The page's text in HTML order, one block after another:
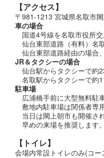
【アクセス】
〒981-1213 宮城県名取市
車の場合
国道4号線を名取市役所交
仙台東部道路（有料）名
仙台東部道路経由の場合
JR＆タクシーの場合
仙台駅からタクシーで約
名取駅からタクシーで約
駐車場
広浦橋手前に大型無料駐
敷地内駐車場は関係者専
当日は閖上朝市も開催さ
早めの来場を推奨します。
【トイレ】
会場内常設トイレのみ(コ